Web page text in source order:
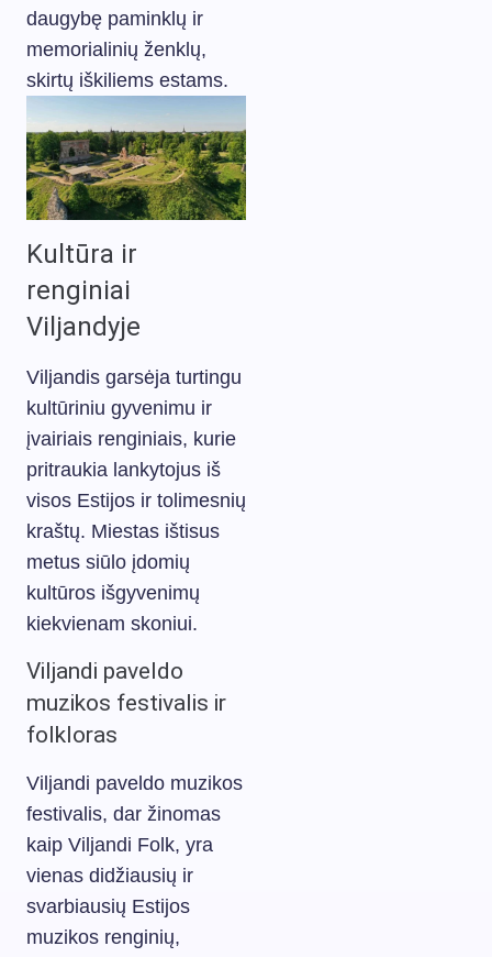
daugybę paminklų ir
memorialinių ženklų,
skirtų iškiliems estams.
Kultūra ir
renginiai
Viljandyje
Viljandis garsėja turtingu
kultūriniu gyvenimu ir
įvairiais renginiais, kurie
pritraukia lankytojus iš
visos Estijos ir tolimesnių
kraštų. Miestas ištisus
metus siūlo įdomių
kultūros išgyvenimų
kiekvienam skoniui.
Viljandi paveldo
muzikos festivalis ir
folkloras
Viljandi paveldo muzikos
festivalis, dar žinomas
kaip Viljandi Folk, yra
vienas didžiausių ir
svarbiausių Estijos
muzikos renginių,